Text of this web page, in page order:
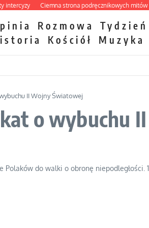
Ciemna strona podręcznikowych mitów
Rozmowa Tydzień
Kościół Muzyka
II Wojny Światowej
o wybuchu
Polaków do walki o obronę niepodległości.